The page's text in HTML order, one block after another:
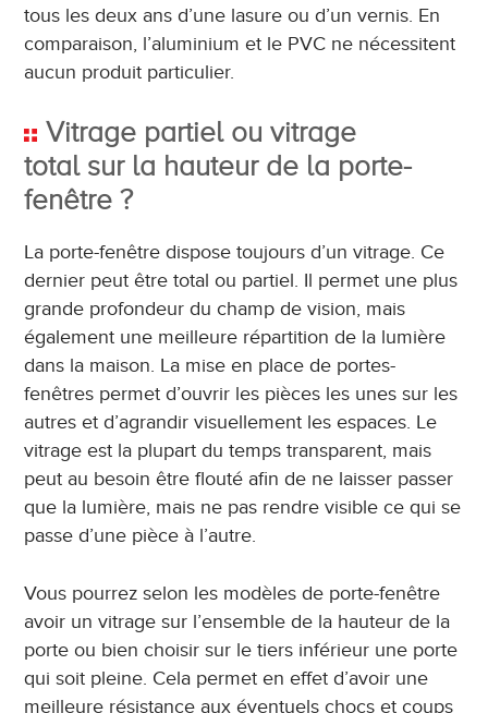
tous les deux ans d’une lasure ou d’un vernis. En
comparaison, l’aluminium et le PVC ne nécessitent
aucun produit particulier.
Vitrage partiel ou vitrage
total sur la hauteur de la porte-
fenêtre ?
La porte-fenêtre dispose toujours d’un vitrage. Ce
dernier peut être total ou partiel. Il permet une plus
grande profondeur du champ de vision, mais
également une meilleure répartition de la lumière
dans la maison. La mise en place de portes-
fenêtres permet d’ouvrir les pièces les unes sur les
autres et d’agrandir visuellement les espaces. Le
vitrage est la plupart du temps transparent, mais
peut au besoin être flouté afin de ne laisser passer
que la lumière, mais ne pas rendre visible ce qui se
passe d’une pièce à l’autre.
Vous pourrez selon les modèles de porte-fenêtre
avoir un vitrage sur l’ensemble de la hauteur de la
porte ou bien choisir sur le tiers inférieur une porte
qui soit pleine. Cela permet en effet d’avoir une
meilleure résistance aux éventuels chocs et coups